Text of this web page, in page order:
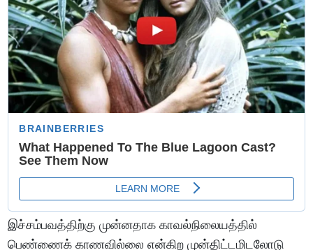
இச்சம்பவத்திற்கு முன்னதாக காவல்நிலையத்தில்
பெண்ணைக் காணவில்லை என்கிற முன்திட்டமிடலோடு